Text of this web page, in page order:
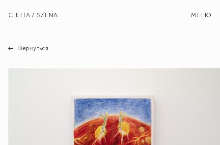
СЦЕНА / SZENA МЕНЮ
Вернуться